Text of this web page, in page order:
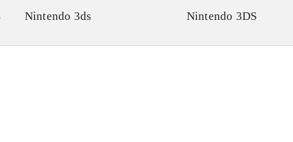
Nintendo 3ds Nintendo 3DS